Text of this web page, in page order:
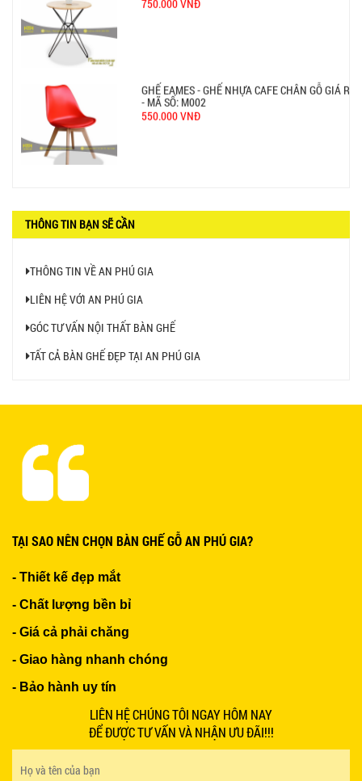
550.000 VNĐ
GHẾ XẾP GẤP GIÁ RẺ - MÃ SỐ: X001
380.000 VNĐ
SỐ: X001
Ghế Ăn nhập khẩu ELLA - Mã SP: GNK05
750.000 VNĐ
THÔNG TIN BẠN SẼ CẦN
THÔNG TIN VỀ AN PHÚ GIA
LIÊN HỆ VỚI AN PHÚ GIA
GÓC TƯ VẤN NỘI THẤT BÀN GHẾ
TẤT CẢ BÀN GHẾ ĐẸP TẠI AN PHÚ GIA
TẠI SAO NÊN CHỌN BÀN GHẾ GỖ AN PHÚ GIA?
- Thiết kế đẹp mắt
- Chất lượng bền bỉ
- Giá cả phải chăng
- Giao hàng nhanh chóng
- Bảo hành uy tín
LIÊN HỆ CHÚNG TÔI NGAY HÔM NAY
ĐỂ ĐƯỢC TƯ VẤN VÀ NHẬN ƯU ĐÃI!!!